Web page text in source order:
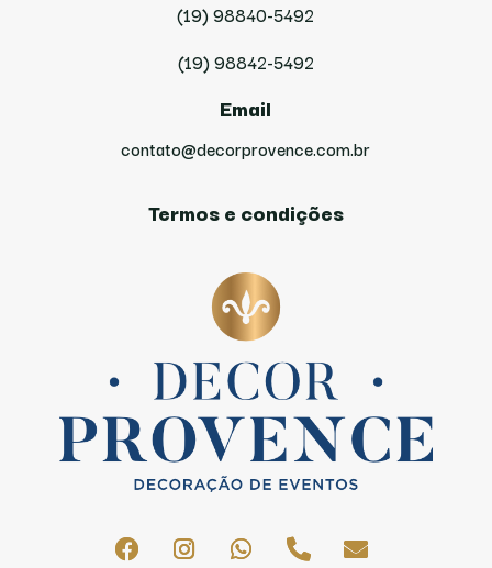
(19) 98840-5492
(19) 98842-5492
Email
contato@decorprovence.com.br
Termos e condições